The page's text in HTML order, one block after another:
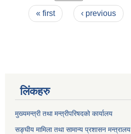
Pages
« first ‹ previous
लिंकहरु
मुख्यमन्त्री तथा मन्त्रीपरिषदको कार्यालय
सङ्घीय मामिला तथा सामान्य प्रशासन मन्त्रालय